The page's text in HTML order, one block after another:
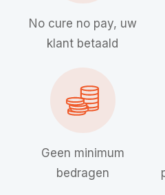
No cure no pay, uw
klant betaald
Geen minimum
bedragen